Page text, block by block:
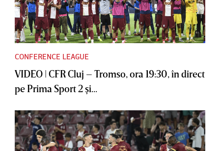
CONFERENCE LEAGUE
VIDEO | CFR Cluj – Tromso, ora 19:30, în direct
pe Prima Sport 2 şi...